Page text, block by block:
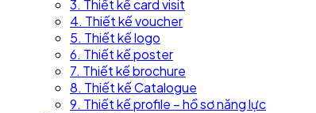
3. Thiết kế card visit
4. Thiết kế voucher
5. Thiết kế logo
6. Thiết kế poster
7. Thiết kế brochure
8. Thiết kế Catalogue
9. Thiết kế profile – hồ sơ năng lực